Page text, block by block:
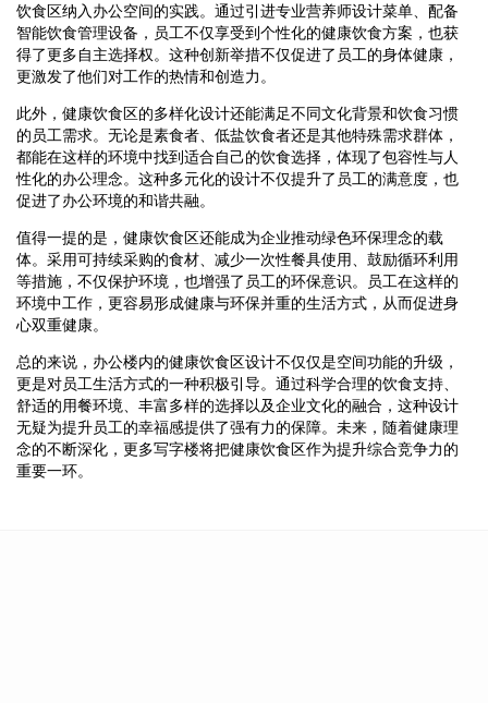
饮食区纳入办公空间的实践。通过引进专业营养师设计菜单、配备
智能饮食管理设备，员工不仅享受到个性化的健康饮食方案，也获
得了更多自主选择权。这种创新举措不仅促进了员工的身体健康，
更激发了他们对工作的热情和创造力。
此外，健康饮食区的多样化设计还能满足不同文化背景和饮食习惯
的员工需求。无论是素食者、低盐饮食者还是其他特殊需求群体，
都能在这样的环境中找到适合自己的饮食选择，体现了包容性与人
性化的办公理念。这种多元化的设计不仅提升了员工的满意度，也
促进了办公环境的和谐共融。
值得一提的是，健康饮食区还能成为企业推动绿色环保理念的载
体。采用可持续采购的食材、减少一次性餐具使用、鼓励循环利用
等措施，不仅保护环境，也增强了员工的环保意识。员工在这样的
环境中工作，更容易形成健康与环保并重的生活方式，从而促进身
心双重健康。
总的来说，办公楼内的健康饮食区设计不仅仅是空间功能的升级，
更是对员工生活方式的一种积极引导。通过科学合理的饮食支持、
舒适的用餐环境、丰富多样的选择以及企业文化的融合，这种设计
无疑为提升员工的幸福感提供了强有力的保障。未来，随着健康理
念的不断深化，更多写字楼将把健康饮食区作为提升综合竞争力的
重要一环。